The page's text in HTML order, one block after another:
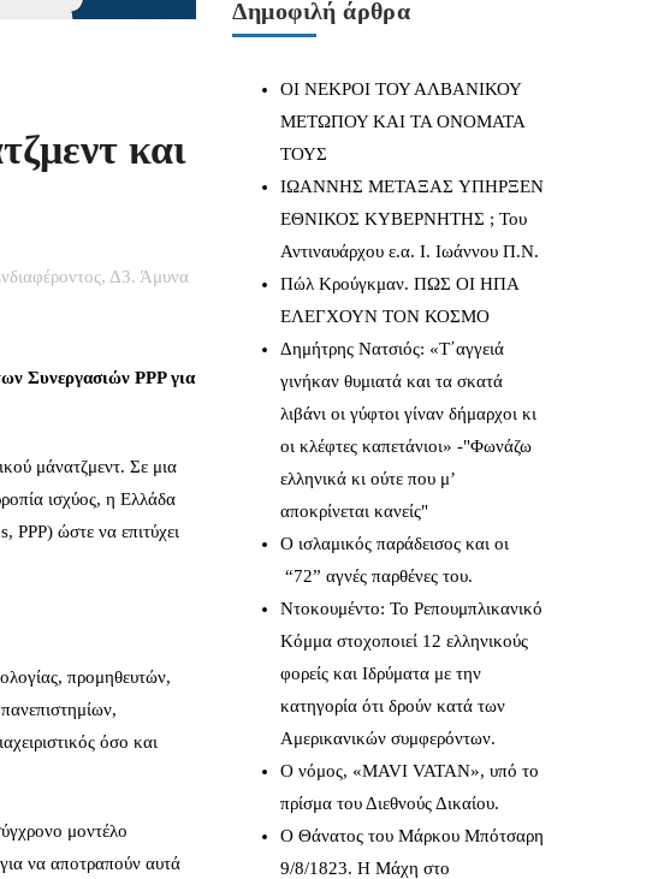
και
, Δ3. Άμυνα
Συνεργασιών PPPγια
μάνατζμεντ. Σε μια
ισχύος, η Ελλάδα
PPP) ώστε να επιτύχει
προμηθευτών,
όσο και
μοντέλο
να αποτραπούν αυτά
Δημοφιλή άρθρα
ΟΙ ΝΕΚΡΟΙ ΤΟΥ ΑΛΒΑΝΙΚΟΥ
ΜΕΤΩΠΟΥ ΚΑΙ ΤΑ ΟΝΟΜΑΤΑ
ΤΟΥΣ
IΩΑΝΝΗΣ ΜΕΤΑΞΑΣ YΠΗΡΞΕΝ
ΕΘΝΙΚΟΣ ΚΥΒΕΡΝΗΤΗΣ ; Του
Αντιναυάρχου ε.α. Ι. Ιωάννου Π.Ν.
Πώλ Κρούγκμαν. ΠΩΣ ΟΙ ΗΠΑ
ΕΛΕΓΧΟΥΝ ΤΟΝ ΚΟΣΜΟ
Δημήτρης Νατσιός: «Τ΄αγγειά
γινήκαν θυμιατά και τα σκατά
λιβάνι οι γύφτοι γίναν δήμαρχοι κι
οι κλέφτες καπετάνιοι» -"Φωνάζω
ελληνικά κι ούτε που μ’
αποκρίνεται κανείς"
Ο ισλαμικός παράδεισος και οι
“72” αγνές παρθένες του.
Ντοκουμέντο: Το Ρεπουμπλικανικό
Κόμμα στοχοποιεί 12 ελληνικούς
φορείς και Ιδρύματα με την
κατηγορία ότι δρούν κατά των
Αμερικανικών συμφερόντων.
Ο νόμος, «MAVI VATAN», υπό το
πρίσμα του Διεθνούς Δικαίου.
Ο Θάνατος του Μάρκου Μπότσαρη
9/8/1823. Η Μάχη στο